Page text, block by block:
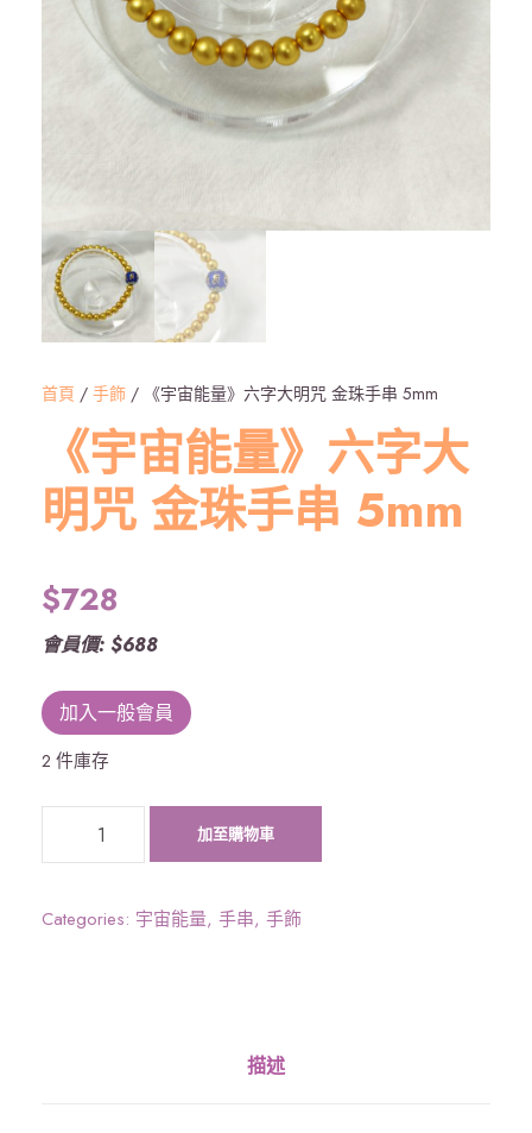
首頁 / 手飾 / 《宇宙能量》六字大明咒 金珠手串 5mm
《宇宙能量》六字大
明咒 金珠手串 5mm
$728
會員價: $688
加入一般會員
2 件庫存
能
加至購物車
Categories: 宇宙能量, 手串, 手飾
描述